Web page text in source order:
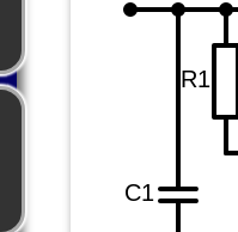
C1
R1